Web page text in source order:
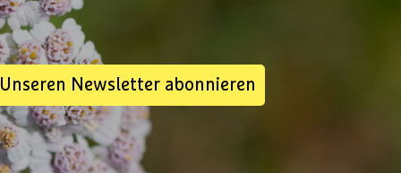
Unseren Newsletter abonnieren